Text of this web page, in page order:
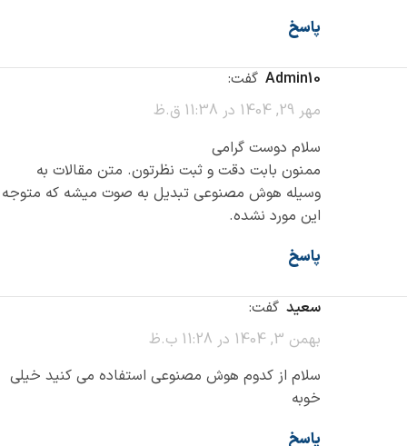
پاسخ
admin10
گفت:
مهر 29, 1404 در 11:38 ق.ظ
سلام دوست گرامی
ممنون بابت دقت و ثبت نظرتون. متن مقالات به
وسیله هوش مصنوعی تبدیل به صوت میشه که متوجه
این مورد نشده.
پاسخ
سعید گفت:
بهمن 3, 1404 در 11:28 ب.ظ
سلام از کدوم هوش مصنوعی استفاده می کنید خیلی
خوبه
پاسخ